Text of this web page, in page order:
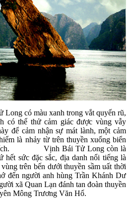
có màu xanh trong vắt quyến rũ,
có thể thử cảm giác được vùng vẫy
để cảm nhận sự mát lành, một cảm
là nhảy từ trên thuyền xuống biển
Vịnh Bái Tử Long còn là
hết sức đặc sắc, địa danh nổi tiếng là
trên bến dưới thuyền sầm uất thời
đến người anh hùng Trần Khánh Dư
xã Quan Lạn đánh tan đoàn thuyền
Mông Trương Văn Hổ.